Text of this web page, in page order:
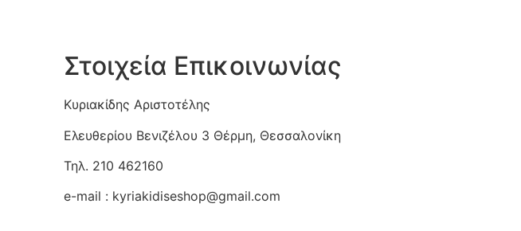
Στοιχεία Επικοινωνίας
Κυριακίδης Αριστοτέλης
Ελευθερίου Βενιζέλου 3 Θέρμη, Θεσσαλονίκη
Τηλ. 210 462160
e-mail : kyriakidiseshop@gmail.com